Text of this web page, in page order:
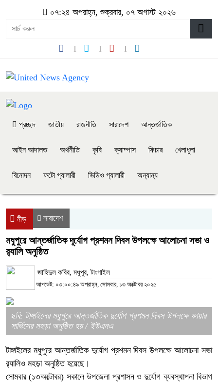
০৭:২৪ অপরাহ্ন, শুক্রবার, ০৭ অগাস্ট ২০২৬
প্রচ্ছদ জাতীয় রাজনীতি সারাদেশ আন্তর্জাতিক
আইন আদালত অর্থনীতি কৃষি ক্যাম্পাস ফিচার খেলাধুলা
বিনোদন ফটো গ্যালারী ভিডিও গ্যালারী অন্যান্য
নীড় সারাদেশ
মধুপুরে আন্তর্জাতিক দূর্যোগ প্রশমন দিবস উপলক্ষে আলোচনা সভা ও
র‌্যালি অনুষ্ঠিত
জাহিদুল কবির, মধুপুর, টাংগাইল
আপডেট: ০৩:০০:৪৯ অপরাহ্ন, সোমবার, ১৩ অক্টোবর ২০২৫
ছবি: টাঙ্গাইলের মধুপুরে আন্তর্জাতিক দুর্যোগ প্রশমন দিবস উপলক্ষে ফায়ার
সার্ভিসের মহড়া অনুষ্ঠিত হয় / ইউএনএ
টাঙ্গাইলের মধুপুরে আন্তর্জাতিক দুর্যোগ প্রশমন দিবস উপলক্ষে আলোচনা সভা
র‌্যালিও মহড়া অনুষ্ঠিত হয়েছে।
সোমবার (১৩অক্টোবর) সকালে উপজেলা প্রশাসন ও দুর্যোগ ব্যবস্থাপনা বিভাগ